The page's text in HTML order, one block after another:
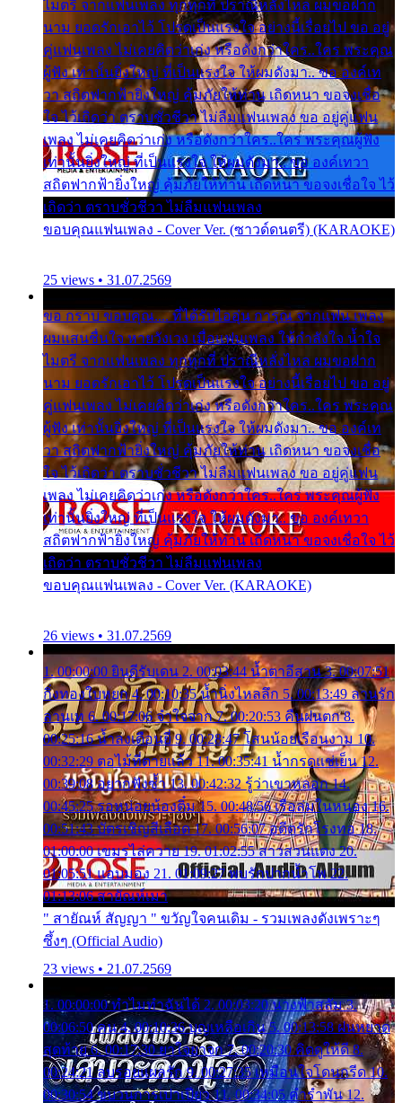
ไมตรี จากแฟนเพลง ทุกทุกที่ ปราณีหลั่งไหล ผมขอฝาก
นาม ยอดรักเอาไว้ โปรดเป็นแรงใจ อย่างนี้เรื่อยไป ขอ อยู่
คู่แฟนเพลง ไม่เคยคิดว่าเก่ง หรือดังกว่าใคร..ใคร พระคุณ
ผู้ฟัง เท่านั้นยิ่งใหญ่ ที่เป็นแรงใจ ให้ผมดังมา.. ขอ องค์เท
วา สถิตฟากฟ้ายิ่งใหญ่ คุ้มภัยให้ท่าน เถิดหนา ขอจงเชื่อ
ใจ ไว้เถิดว่า ตราบชั่วชีวา ไม่ลืมแฟนเพลง ขอ อยู่คู่แฟน
เพลง ไม่เคยคิดว่าเก่ง หรือดังกว่าใคร..ใคร พระคุณผู้ฟัง
เท่านั้นยิ่งใหญ่ ที่เป็นแรงใจ ให้ผมดังมา.. ขอ องค์เทวา
สถิตฟากฟ้ายิ่งใหญ่ คุ้มภัยให้ท่าน เถิดหนา ขอจงเชื่อใจ ไว้
เถิดว่า ตราบชั่วชีวา ไม่ลืมแฟนเพลง
ขอบคุณแฟนเพลง - Cover Ver. (ซาวด์ดนตรี) (KARAOKE)
25 views • 31.07.2569
ขอ กราบ ขอบคุณ.... ที่ได้รับไออุ่น การุณ จากแฟน เพลง
ผมแสนชื่นใจ หายวังเวง เมื่อแฟนเพลง ให้กำลังใจ น้ำใจ
ไมตรี จากแฟนเพลง ทุกทุกที่ ปราณีหลั่งไหล ผมขอฝาก
นาม ยอดรักเอาไว้ โปรดเป็นแรงใจ อย่างนี้เรื่อยไป ขอ อยู่
คู่แฟนเพลง ไม่เคยคิดว่าเก่ง หรือดังกว่าใคร..ใคร พระคุณ
ผู้ฟัง เท่านั้นยิ่งใหญ่ ที่เป็นแรงใจ ให้ผมดังมา.. ขอ องค์เท
วา สถิตฟากฟ้ายิ่งใหญ่ คุ้มภัยให้ท่าน เถิดหนา ขอจงเชื่อ
ใจ ไว้เถิดว่า ตราบชั่วชีวา ไม่ลืมแฟนเพลง ขอ อยู่คู่แฟน
เพลง ไม่เคยคิดว่าเก่ง หรือดังกว่าใคร..ใคร พระคุณผู้ฟัง
เท่านั้นยิ่งใหญ่ ที่เป็นแรงใจ ให้ผมดังมา.. ขอ องค์เทวา
สถิตฟากฟ้ายิ่งใหญ่ คุ้มภัยให้ท่าน เถิดหนา ขอจงเชื่อใจ ไว้
เถิดว่า ตราบชั่วชีวา ไม่ลืมแฟนเพลง
ขอบคุณแฟนเพลง - Cover Ver. (KARAOKE)
26 views • 31.07.2569
1. 00:00:00 ยินดีรับเดน 2. 00:03:44 น้ำตาอีสาน 3. 00:07:51
กิ่งทองใบหยก 4. 00:10:35 น้ำนิ่งไหลลึก 5. 00:13:49 ลานรัก
ลานเท 6. 00:17:06 จำใจจาก 7. 00:20:53 คืนฝนตก 8.
00:25:16 น้ำลงเดือนยี่ 9. 00:28:47 โสนน้อยเรือนงาม 10.
00:32:29 ตอไม้ที่ตายแล้ว 11. 00:35:41 น้ำกรดแช่เย็น 12.
00:39:08 อยากฟังซ้ำ 13. 00:42:32 รู้ว่าเขาหลอก 14.
00:45:25 รอหน่อยน้องติ๋ม 15. 00:48:56 เรือล่มในหนอง 16.
00:51:43 บัตรเชิญสีเลือด 17. 00:56:07 อดีตรักโรงทอ 18.
01:00:00 เขมรไล่ควาย 19. 01:02:55 สาวสวนแตง 20.
01:05:51 แอบมอง 21. 01:09:27 พบรักปากน้ำโพ 22.
01:13:06 สายัณห์เมา
" สายัณห์ สัญญา " ขวัญใจคนเดิม - รวมเพลงดังเพราะๆ
ซึ้งๆ (Official Audio)
23 views • 21.07.2569
1. 00:00:00 ทำไมทำฉันได้ 2. 00:03:20 นางฟ้าสลัม 3.
00:06:50 คน 4. 00:10:36 บุญเหลือเกิน 5. 00:13:58 ฝนหยาด
สุดท้าย 6. 00:17:30 ยาใจยาจก 7. 00:20:30 คิดดูให้ดี 8.
00:24:21 ลบรอยแผลรัก 9. 00:27:35 เหมือนใจโดนกรีด 10.
00:30:54 ขบวนการเปาเปียว 11. 00:34:05 คำรำพัน 12.